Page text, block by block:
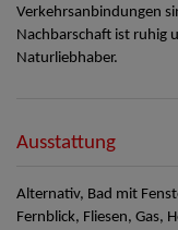
Verkehrsanbindungen
Nachbarschaft ist ruhig
Naturliebhaber.
Ausstattung
Alternativ Bad mit
Fernblick Fliesen Gas